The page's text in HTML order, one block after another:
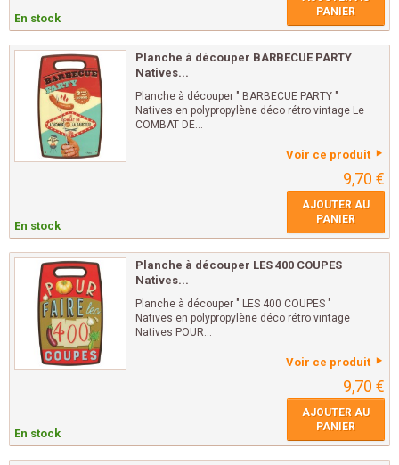
En stock
PANIER
Planche à découper BARBECUE PARTY
Natives...
Planche à découper " BARBECUE PARTY "
Natives en polypropylène déco rétro vintage Le
COMBAT DE...
Voir ce produit
9,70 €
En stock
AJOUTER AU
PANIER
Planche à découper LES 400 COUPES
Natives...
Planche à découper " LES 400 COUPES "
Natives en polypropylène déco rétro vintage
Natives POUR...
Voir ce produit
9,70 €
En stock
AJOUTER AU
PANIER